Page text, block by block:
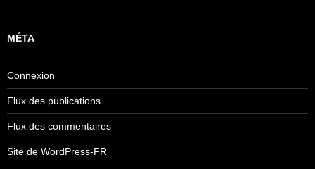
MÉTA
Connexion
Flux des publications
Flux des commentaires
Site de WordPress-FR